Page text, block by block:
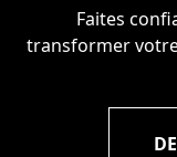
Faites
transformer